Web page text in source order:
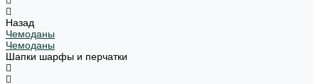
Назад
Чемоданы
Чемоданы
Шапки шарфы и перчатки